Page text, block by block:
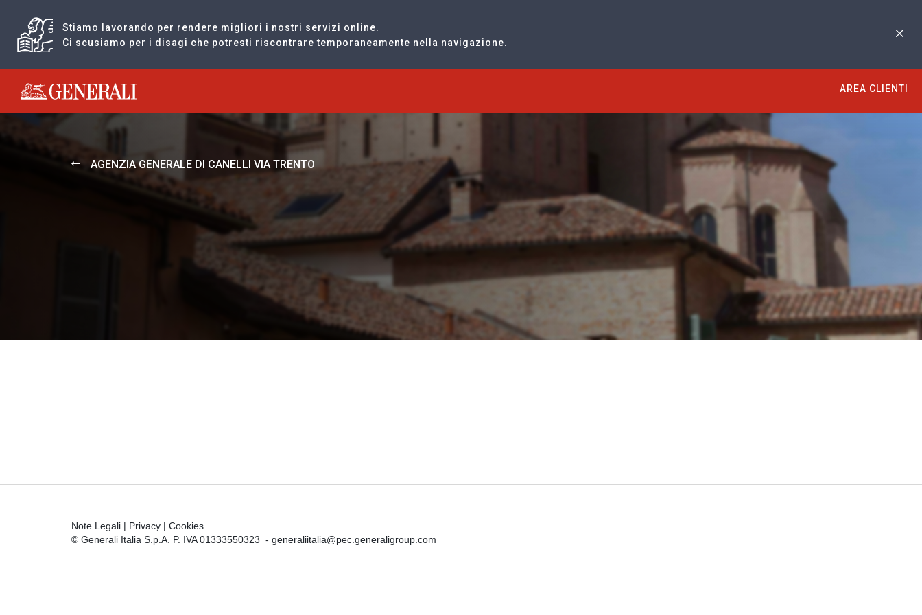
Stiamo lavorando per rendere migliori i nostri servizi online.
Ci scusiamo per i disagi che potresti riscontrare temporaneamente nella navigazione.
Generali logo
AREA CLIENTI
AGENZIA GENERALE DI CANELLI VIA TRENTO
Note Legali | Privacy | Cookies
© Generali Italia S.p.A. P. IVA 01333550323 - generaliitalia@pec.generaligroup.com